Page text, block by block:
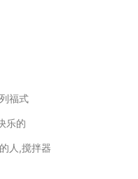
福式
乐的
人,搅拌器